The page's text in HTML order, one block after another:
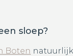
sloep?
Boten